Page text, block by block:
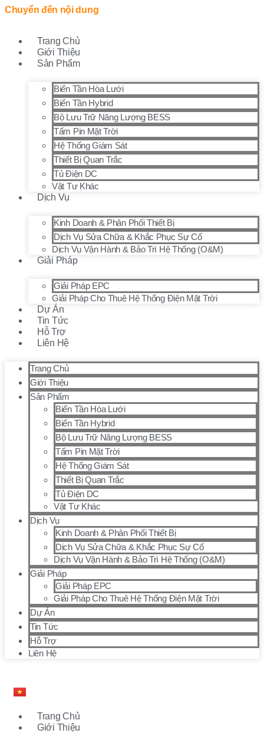
Chuyển đến nội dung
Trang Chủ
Giới Thiệu
Sản Phẩm
Biến Tần Hòa Lưới
Biến Tần Hybrid
Bộ Lưu Trữ Năng Lượng BESS
Tấm Pin Mặt Trời
Hệ Thống Giám Sát
Thiết Bị Quan Trắc
Tủ Điện DC
Vật Tư Khác
Dịch Vụ
Kinh Doanh & Phân Phối Thiết Bị
Dịch Vụ Sửa Chữa & Khắc Phục Sự Cố
Dịch Vụ Vận Hành & Bảo Trì Hệ Thống (O&M)
Giải Pháp
Giải Pháp EPC
Giải Pháp Cho Thuê Hệ Thống Điện Mặt Trời
Dự Án
Tin Tức
Hỗ Trợ
Liên Hệ
Trang Chủ
Giới Thiệu
Sản Phẩm
Biến Tần Hòa Lưới
Biến Tần Hybrid
Bộ Lưu Trữ Năng Lượng BESS
Tấm Pin Mặt Trời
Hệ Thống Giám Sát
Thiết Bị Quan Trắc
Tủ Điện DC
Vật Tư Khác
Dịch Vụ
Kinh Doanh & Phân Phối Thiết Bị
Dịch Vụ Sửa Chữa & Khắc Phục Sự Cố
Dịch Vụ Vận Hành & Bảo Trì Hệ Thống (O&M)
Giải Pháp
Giải Pháp EPC
Giải Pháp Cho Thuê Hệ Thống Điện Mặt Trời
Dự Án
Tin Tức
Hỗ Trợ
Liên Hệ
Trang Chủ
Giới Thiệu